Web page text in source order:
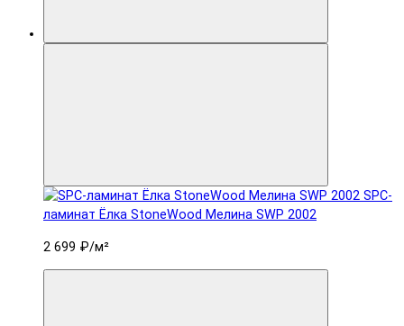
SPC-
ламинат Ëлка StoneWood Мелина SWP 2002
2 699 ₽/м²